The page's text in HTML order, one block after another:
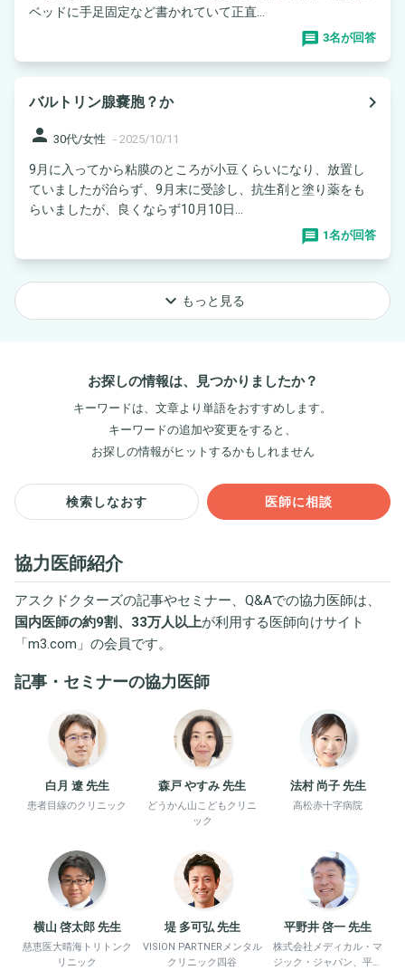
ベッドに手足固定など書かれていて正直...
3名が回答
バルトリン腺嚢胞？か
navigate_next
person 30代/女性 - 2025/10/11
9月に入ってから粘膜のところが小豆くらいになり、放置し
ていましたが治らず、9月末に受診し、抗生剤と塗り薬をも
らいましたが、良くならず10月10日...
1名が回答
keyboard_arrow_down もっと見る
お探しの情報は、見つかりましたか？
キーワードは、文章より単語をおすすめします。
キーワードの追加や変更をすると、
お探しの情報がヒットするかもしれません
検索しなおす 医師に相談
協力医師紹介
アスクドクターズの記事やセミナー、Q&Aでの協力医師は、
国内医師の約9割、33万人以上が利用する医師向けサイト
「m3.com 」の会員です。
記事・セミナーの協力医師
白月 遼 先生
患者目線のクリニック
森戸 やすみ 先生
どうかん山こどもクリニ
ック
法村 尚子 先生
高松赤十字病院
横山 啓太郎 先生
慈恵医大晴海トリトンク
リニック
堤 多可弘 先生
VISION PARTNERメンタル
クリニック四谷
平野井 啓一 先生
株式会社メディカル・マ
ジック・ジャパン、平野